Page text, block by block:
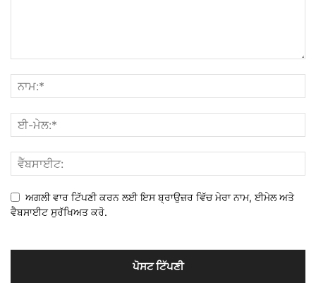
ਅਗਲੀ ਵਾਰ ਟਿੱਪਣੀ ਕਰਨ ਲਈ ਇਸ ਬ੍ਰਾਉਜ਼ਰ ਵਿੱਚ ਮੇਰਾ ਨਾਮ, ਈਮੇਲ ਅਤੇ
ਵੈਬਸਾਈਟ ਸੁਰੱਖਿਅਤ ਕਰੋ.